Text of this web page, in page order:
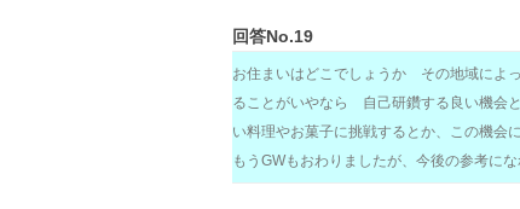
回答No.19
お住まいはどこでしょうか その地域によ
ることがいやなら 自己研鑽する良い機会
い料理やお菓子に挑戦するとか、この機会
もうGWもおわりましたが、今後の参考に